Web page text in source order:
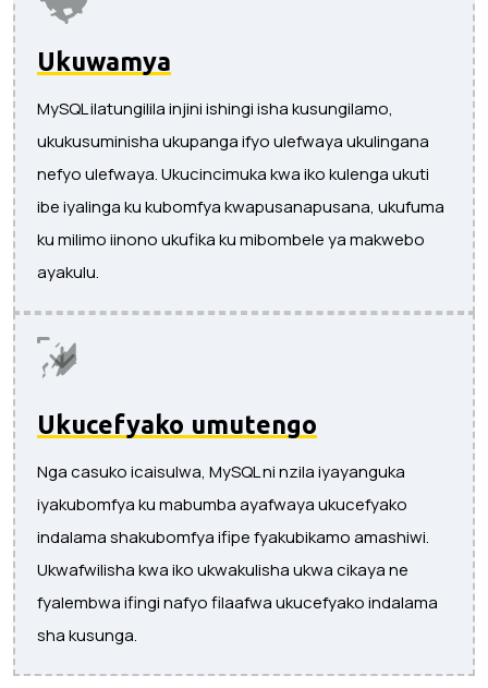
Ukuwamya
MySQL ilatungilila injini ishingi isha kusungilamo,
ukukusuminisha ukupanga ifyo ulefwaya ukulingana
nefyo ulefwaya. Ukucincimuka kwa iko kulenga ukuti
ibe iyalinga ku kubomfya kwapusanapusana, ukufuma
ku milimo iinono ukufika ku mibombele ya makwebo
ayakulu.
Ukucefyako umutengo
Nga casuko icaisulwa, MySQL ni nzila iyayanguka
iyakubomfya ku mabumba ayafwaya ukucefyako
indalama shakubomfya ifipe fyakubikamo amashiwi.
Ukwafwilisha kwa iko ukwakulisha ukwa cikaya ne
fyalembwa ifingi nafyo filaafwa ukucefyako indalama
sha kusunga.